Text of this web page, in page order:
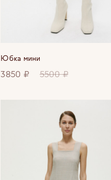
Юбка мини
3850 ₽ 5500 ₽